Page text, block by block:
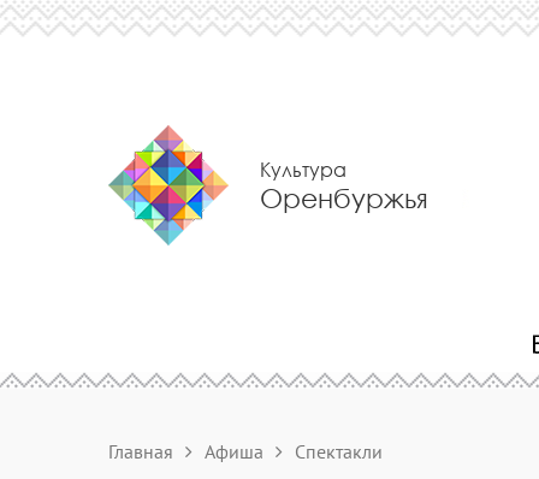
Культура
Оренбуржья
Главная Афиша Спектакли